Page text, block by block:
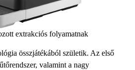
extrakciós folyamatnak
összjátékából születik. Az első
, valamint a nagy